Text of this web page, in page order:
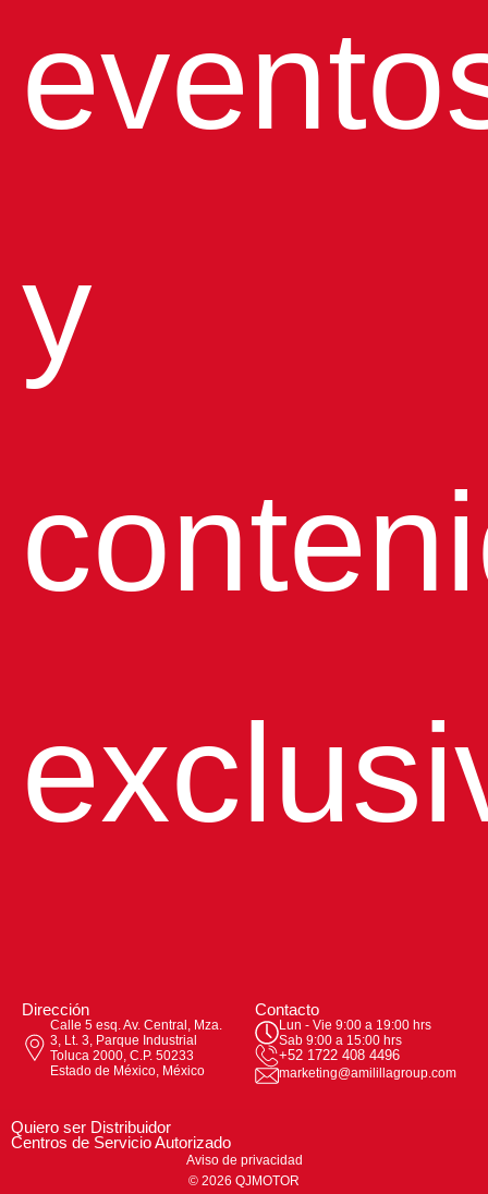
y
Dirección
Calle 5 esq. Av. Central, Mza.
3, Lt. 3, Parque Industrial
Toluca 2000, C.P. 50233
Estado de México, México
Contacto
Lun - Vie 9:00 a 19:00 hrs
Sab 9:00 a 15:00 hrs
+52 1722 408 4496
marketing@amilillagroup.com
Quiero ser Distribuidor
Centros de Servicio Autorizado
© 2026 QJMOTOR
Aviso de privacidad